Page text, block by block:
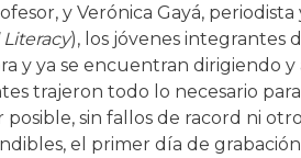
y Verónica Gayá, periodista
), los jóvenes integrantes
y ya se encuentran dirigiendo
trajeron todo lo necesario
sin fallos de racord ni
el primer día de